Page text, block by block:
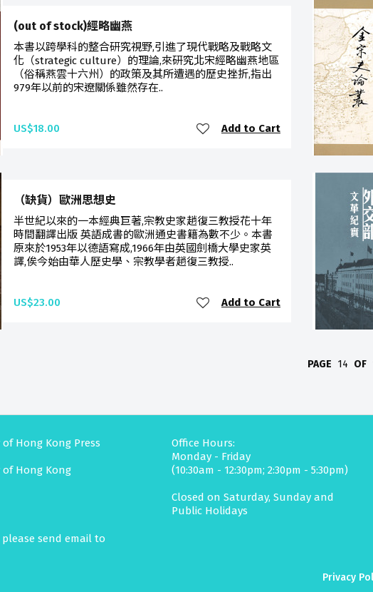
(out of stock)經略幽燕
本書以跨學科的整合研究視野,引進了現代戰略及戰略文
化（strategic culture）的理論,來研究北宋經略幽燕地區
（俗稱燕雲十六州）的政策及其所遭遇的歷史挫折,指出
979年以前的宋遼關係雖然存在..
US$18.00 Add to Cart
（缺貨）歐洲思想史
半世紀以來的一本經典巨著,宗教史家趙復三教授花十年
時間翻譯出版 英語成書的歐洲通史書籍為數不少。本書
原來於1953年以德語寫成,1966年由英國劍橋大學史家英
譯,俟今始由華人歷史學、宗教學者趙復三教授..
US$23.00 Add to Cart
PAGE 14 OF
Hong Kong Press
of Hong Kong
send email to
Office Hours:
Monday - Friday
(10:30am - 12:30pm; 2:30pm - 5:30pm)
Closed on Saturday, Sunday and
Public Holidays
Privacy